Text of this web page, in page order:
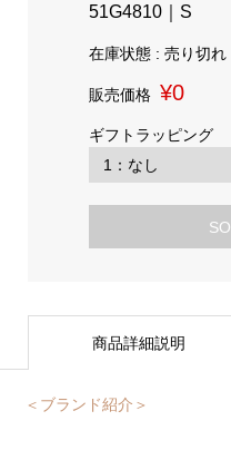
51G4810｜S
在庫状態 : 売り切れ
販売価格 ¥0
ギフトラッピング
商品詳細説明
＜ブランド紹介＞